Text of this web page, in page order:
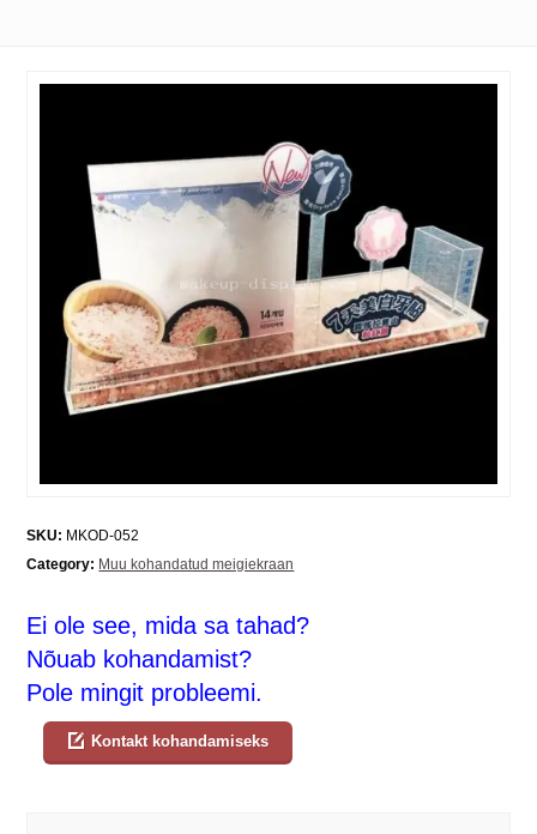
SKU: MKOD-052
Category: Muu kohandatud meigiekraan
Ei ole see, mida sa tahad?
Nõuab kohandamist?
Pole mingit probleemi.
Kontakt kohandamiseks